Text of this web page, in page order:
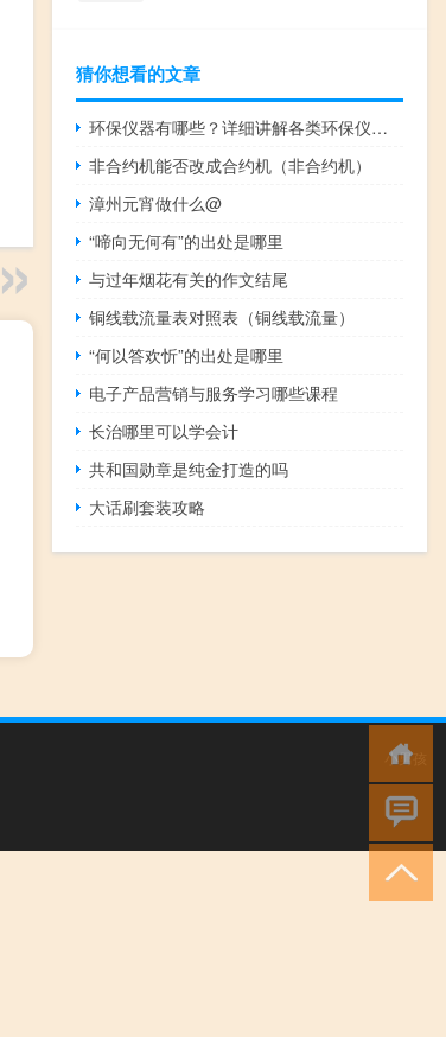
猜你想看的文章
环保仪器有哪些？详细讲解各类环保仪器的使用方法
非合约机能否改成合约机（非合约机）
漳州元宵做什么@
“啼向无何有”的出处是哪里
与过年烟花有关的作文结尾
铜线载流量表对照表（铜线载流量）
“何以答欢忻”的出处是哪里
电子产品营销与服务学习哪些课程
长治哪里可以学会计
共和国勋章是纯金打造的吗
大话刷套装攻略
小男孩